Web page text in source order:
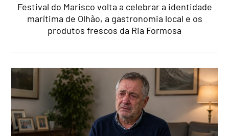
Festival do Marisco volta a celebrar a identidade
marítima de Olhão, a gastronomia local e os
produtos frescos da Ria Formosa